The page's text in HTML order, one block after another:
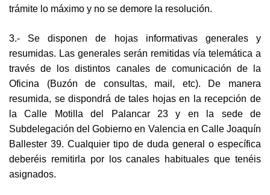
trámite lo máximo y no se demore la resolución.
3.- Se disponen de hojas informativas generales y
resumidas. Las generales serán remitidas vía telemática a
través de los distintos canales de comunicación de la
Oficina (Buzón de consultas, mail, etc). De manera
resumida, se dispondrá de tales hojas en la recepción de
la Calle Motilla del Palancar 23 y en la sede de
Subdelegación del Gobierno en Valencia en Calle Joaquín
Ballester 39. Cualquier tipo de duda general o específica
deberéis remitirla por los canales habituales que tenéis
asignados.